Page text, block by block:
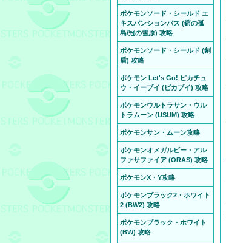
ポケモンソード・シールド エ
キスパンションパス (鎧の孤
島/冠の雪原) 攻略
ポケモンソード・シールド (剣
盾) 攻略
ポケモン Let's Go! ピカチュ
ウ・イーブイ (ピカブイ) 攻略
ポケモンウルトラサン・ウル
トラムーン (USUM) 攻略
ポケモンサン・ムーン攻略
ポケモンオメガルビー・アル
ファサファイア (ORAS) 攻略
ポケモンX・Y攻略
ポケモンブラック2・ホワイト
2 (BW2) 攻略
ポケモンブラック・ホワイト
(BW) 攻略